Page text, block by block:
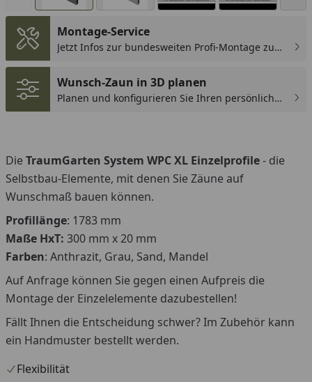
Montage-Service
Jetzt Infos zur bundesweiten Profi-Montage zum
Wunsch-Zaun in 3D planen
Planen und konfigurieren Sie Ihren persönlichen
Die TraumGarten System WPC XL Einzelprofile- die
Selbstbau-Elemente, mit denen Sie Zäune auf
Wunschmaß bauen können.
Profillänge: 1783 mm
Maße HxT: 300 mm x 20 mm
Farben: Anthrazit, Grau, Sand, Mandel
Auf Anfrage können Sie gegen einen Aufpreis die
Montage der Einzelelemente dazubestellen!
Fällt Ihnen die Entscheidung schwer? Im Zubehör kann
ein Handmuster bestellt werden.
Flexibilität